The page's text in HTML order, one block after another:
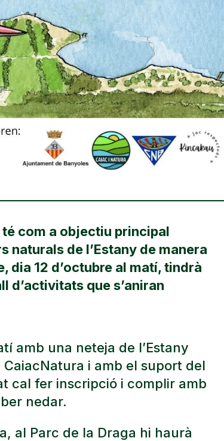
té com a objectiu principal
de l’Estany de manera
12 d’octubre al matí, tindrà
d’activitats que s’aniran
amb una neteja de l’Estany
i amb el suport del
cal fer inscripció i complir amb
nedar.
al Parc de la Draga hi haurà